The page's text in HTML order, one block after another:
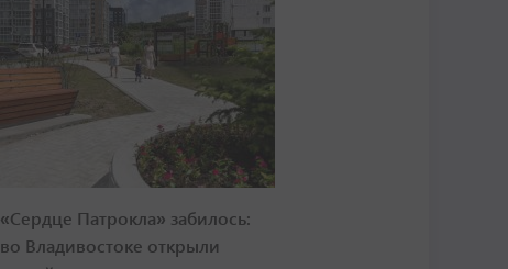
«Сердце Патрокла» забилось:
во Владивостоке открыли